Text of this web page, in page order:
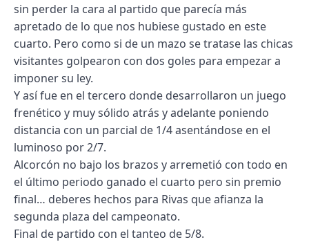
sin perder la cara al partido que parecía más
apretado de lo que nos hubiese gustado en este
cuarto. Pero como si de un mazo se tratase las chicas
visitantes golpearon con dos goles para empezar a
imponer su ley.
Y así fue en el tercero donde desarrollaron un juego
frenético y muy sólido atrás y adelante poniendo
distancia con un parcial de 1/4 asentándose en el
luminoso por 2/7.
Alcorcón no bajo los brazos y arremetió con todo en
el último periodo ganado el cuarto pero sin premio
final… deberes hechos para Rivas que afianza la
segunda plaza del campeonato.
Final de partido con el tanteo de 5/8.